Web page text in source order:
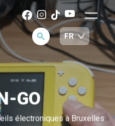
GO
électroniques à Bruxelles